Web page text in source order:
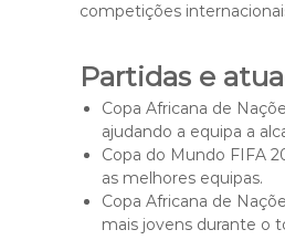
competições
Partidas e
Copa Africana de
ajudando a equipa a
Copa do Mundo FIFA
as melhores equipas.
Copa Africana de
mais jovens durante o